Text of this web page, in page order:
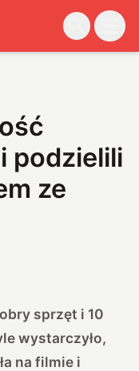
podzielili
ze
sprzęt i 10
wystarczyło,
na filmie i